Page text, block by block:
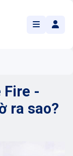
Fire -
ra sao?